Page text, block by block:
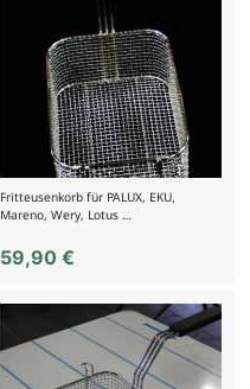
Fritteusenkorb für PALUX, EKU,
Mareno, Wery, Lotus …
59,90€